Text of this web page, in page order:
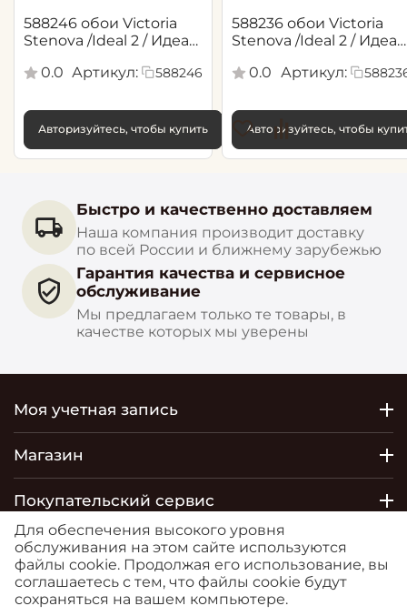
588246 обои Victoria
Stenova /Ideal 2 / Идеал
0.0 Артикул: 588246
Авторизуйтесь, чтобы купить
588236 обои Victoria
Stenova /Ideal 2 / Идеал
0.0
Артикул:
Авторизуйтесь, чтобы
Быстро и качественно доставляем
Наша компания производит доставку
по всей России и ближнему зарубежью
Гарантия качества и сервисное
обслуживание
Мы предлагаем только те товары, в
качестве которых мы уверены
Моя учетная запись
Магазин
Покупательский сервис
Контакты
© 2026 РОСТОБОИ ДВО. Сайт
Для обеспечения высокого уровня
обслуживания на этом сайте используются
файлы cookie. Продолжая его использование, вы
соглашаетесь с тем, что файлы cookie будут
сохраняться на вашем компьютере.